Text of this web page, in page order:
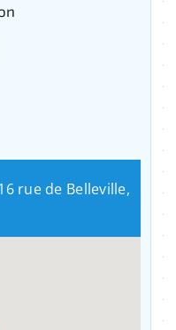
rue de Belleville,